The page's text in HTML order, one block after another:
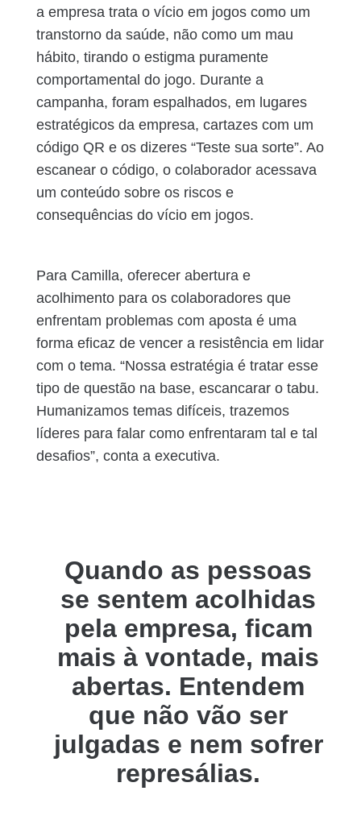
a empresa trata o vício em jogos como um
transtorno da saúde, não como um mau
hábito, tirando o estigma puramente
comportamental do jogo. Durante a
campanha, foram espalhados, em lugares
estratégicos da empresa, cartazes com um
código QR e os dizeres “Teste sua sorte”. Ao
escanear o código, o colaborador acessava
um conteúdo sobre os riscos e
consequências do vício em jogos.
Para Camilla, oferecer abertura e
acolhimento para os colaboradores que
enfrentam problemas com aposta é uma
forma eficaz de vencer a resistência em lidar
com o tema. “Nossa estratégia é tratar esse
tipo de questão na base, escancarar o tabu.
Humanizamos temas difíceis, trazemos
líderes para falar como enfrentaram tal e tal
desafios”, conta a executiva.
Quando as pessoas
se sentem acolhidas
pela empresa, ficam
mais à vontade, mais
abertas. Entendem
que não vão ser
julgadas e nem sofrer
represálias.